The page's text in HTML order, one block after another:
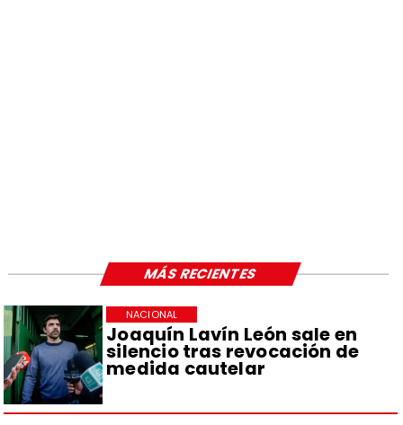
Joaquín Lavín León sale en
silencio tras revocación de
medida cautelar
NACIONAL
MÁS RECIENTES